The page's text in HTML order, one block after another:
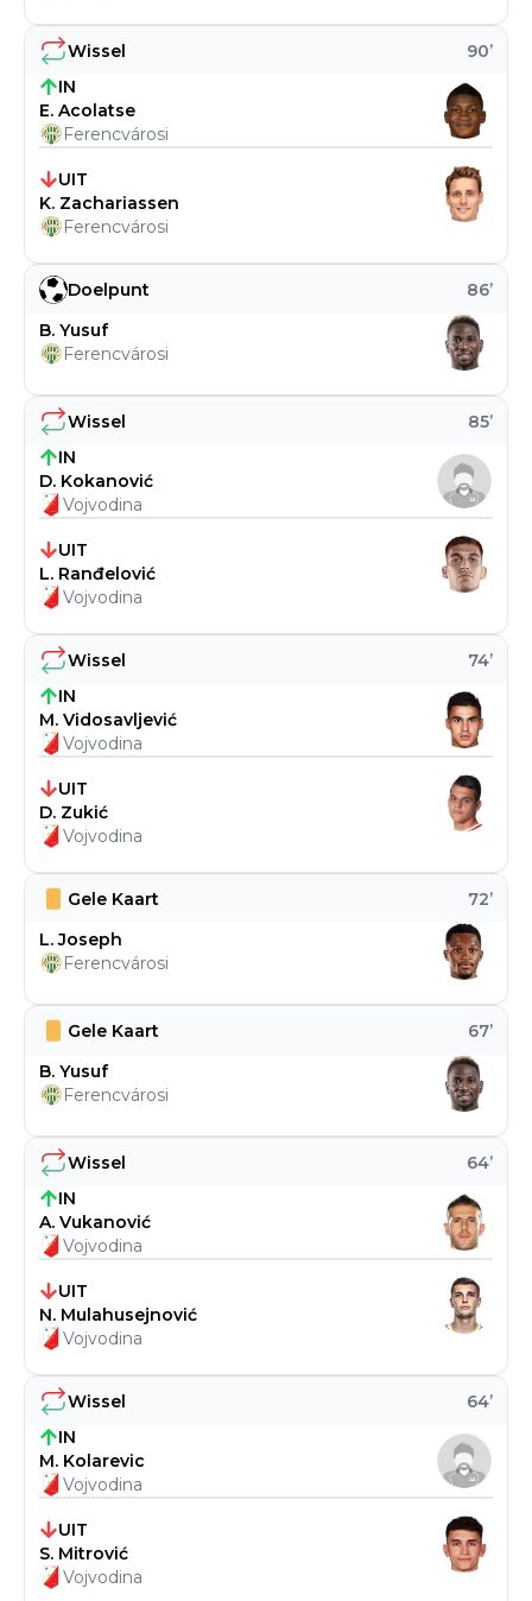
Wissel 64’
IN
M. Kolarevic
Vojvodina
UIT
S. Mitrović
Vojvodina
Wissel 64’
IN
A. Vukanović
Vojvodina
UIT
N. Mulahusejnović
Vojvodina
Gele Kaart 67’
B. Yusuf
Ferencvárosi
Gele Kaart 72’
L. Joseph
Ferencvárosi
Wissel 74’
IN
M. Vidosavljević
Vojvodina
UIT
D. Zukić
Vojvodina
Wissel 85’
IN
D. Kokanović
Vojvodina
UIT
L. Ranđelović
Vojvodina
Doelpunt 86’
B. Yusuf
Ferencvárosi
Wissel 90’
IN
E. Acolatse
Ferencvárosi
UIT
K. Zachariassen
Ferencvárosi